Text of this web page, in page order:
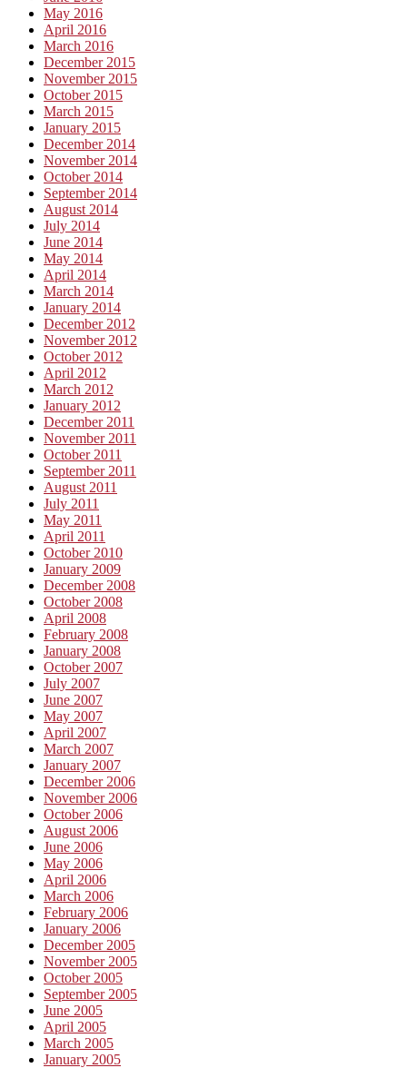
May 2016
April 2016
March 2016
December 2015
November 2015
October 2015
March 2015
January 2015
December 2014
November 2014
October 2014
September 2014
August 2014
July 2014
June 2014
May 2014
April 2014
March 2014
January 2014
December 2012
November 2012
October 2012
April 2012
March 2012
January 2012
December 2011
November 2011
October 2011
September 2011
August 2011
July 2011
May 2011
April 2011
October 2010
January 2009
December 2008
October 2008
April 2008
February 2008
January 2008
October 2007
July 2007
June 2007
May 2007
April 2007
March 2007
January 2007
December 2006
November 2006
October 2006
August 2006
June 2006
May 2006
April 2006
March 2006
February 2006
January 2006
December 2005
November 2005
October 2005
September 2005
June 2005
April 2005
March 2005
January 2005